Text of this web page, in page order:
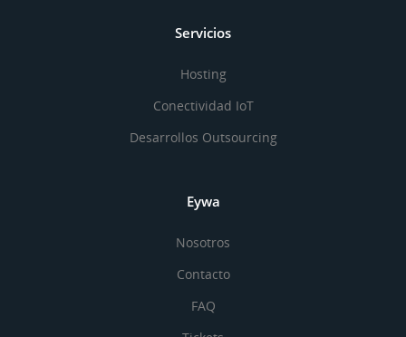
Servicios
Hosting
Conectividad IoT
Desarrollos Outsourcing
Eywa
Nosotros
Contacto
FAQ